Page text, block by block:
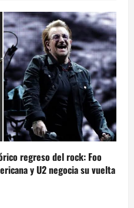
regreso del rock: Foo
y U2 negocia su vuelta